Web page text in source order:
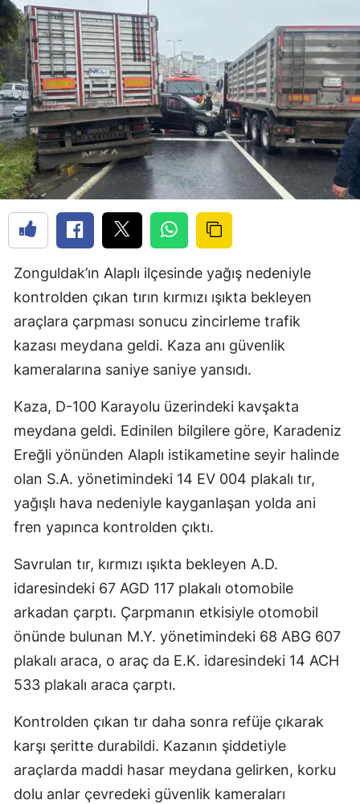
Zonguldak’ın Alaplı ilçesinde yağış nedeniyle
kontrolden çıkan tırın kırmızı ışıkta bekleyen
araçlara çarpması sonucu zincirleme trafik
kazası meydana geldi. Kaza anı güvenlik
kameralarına saniye saniye yansıdı.
Kaza, D-100 Karayolu üzerindeki kavşakta
meydana geldi. Edinilen bilgilere göre, Karadeniz
Ereğli yönünden Alaplı istikametine seyir halinde
olan S.A. yönetimindeki 14 EV 004 plakalı tır,
yağışlı hava nedeniyle kayganlaşan yolda ani
fren yapınca kontrolden çıktı.
Savrulan tır, kırmızı ışıkta bekleyen A.D.
idaresindeki 67 AGD 117 plakalı otomobile
arkadan çarptı. Çarpmanın etkisiyle otomobil
önünde bulunan M.Y. yönetimindeki 68 ABG 607
plakalı araca, o araç da E.K. idaresindeki 14 ACH
533 plakalı araca çarptı.
Kontrolden çıkan tır daha sonra refüje çıkarak
karşı şeritte durabildi. Kazanın şiddetiyle
araçlarda maddi hasar meydana gelirken, korku
dolu anlar çevredeki güvenlik kameraları